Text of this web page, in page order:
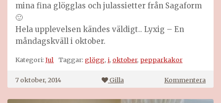
mina fina glögglas och julassietter från Sagaform
🙂
Hela upplevelsen kändes väldigt.. Lyxig – En
måndagskväll i oktober.
Kategori: Jul Taggar: glögg, i, oktober, pepparkakor
7 oktober, 2014 Gilla Kommenterapå